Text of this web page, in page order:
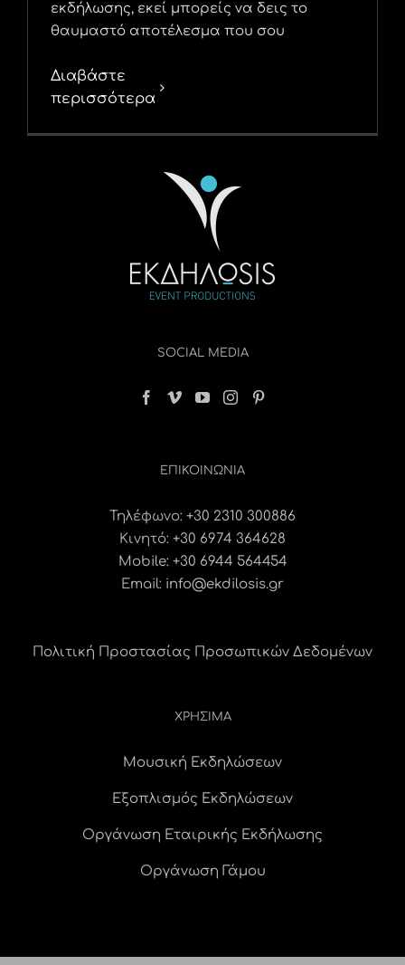
εκδήλωσης, εκεί μπορείς να δεις το
θαυμαστό αποτέλεσμα που σου
Διαβάστε
περισσότερα
SOCIAL MEDIA
ΕΠΙΚΟΙΝΩΝΊΑ
Τηλέφωνο: +30 2310 300886
Κινητό: +30 6974 364628
Mobile: +30 6944 564454
Email: info@ekdilosis.gr
Πολιτική Προστασίας Προσωπικών Δεδομένων
ΧΡΗΣΙΜΑ
Μουσική Εκδηλώσεων
Εξοπλισμός Εκδηλώσεων
Οργάνωση Εταιρικής Εκδήλωσης
Οργάνωση Γάμου